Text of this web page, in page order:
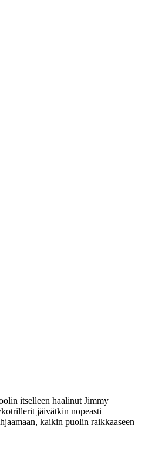
itselleen haalinut Jimmy
jäivätkin nopeasti
kaikin puolin raikkaaseen